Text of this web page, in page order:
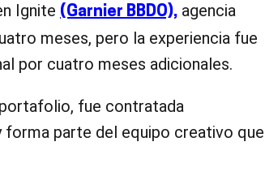
Ignite (Garnier BBDO), agencia
meses, pero la experiencia fue
por cuatro meses adicionales.
fue contratada
forma parte del equipo creativo que